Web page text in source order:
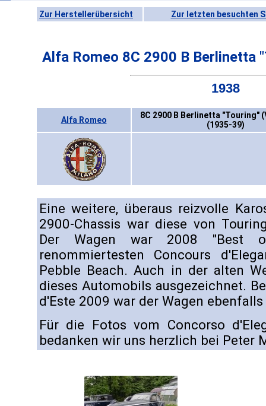
Zur Herstellerübersicht Zur letzten besuchten
Alfa Romeo 8C 2900 B Berlinetta
1938
Alfa Romeo
8C 2900 B Berlinetta "Touring"
(1935-39)
Eine weitere, überaus reizvolle
2900-Chassis war diese von
Der Wagen war 2008 "Best
renommiertesten Concours
Pebble Beach. Auch in der alten
dieses Automobils ausgezeichnet.
d'Este 2009 war der Wagen
Für die Fotos vom Concorso
bedanken wir uns herzlich bei Peter